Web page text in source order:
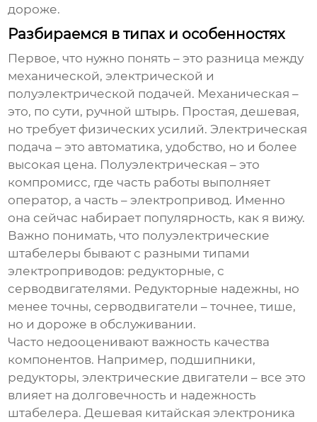
дороже.
Разбираемся в типах и особенностях
Первое, что нужно понять – это разница между
механической, электрической и
полуэлектрической подачей. Механическая –
это, по сути, ручной штырь. Простая, дешевая,
но требует физических усилий. Электрическая
подача – это автоматика, удобство, но и более
высокая цена. Полуэлектрическая – это
компромисс, где часть работы выполняет
оператор, а часть – электропривод. Именно
она сейчас набирает популярность, как я вижу.
Важно понимать, что полуэлектрические
штабелеры бывают с разными типами
электроприводов: редукторные, с
серводвигателями. Редукторные надежны, но
менее точны, серводвигатели – точнее, тише,
но и дороже в обслуживании.
Часто недооценивают важность качества
компонентов. Например, подшипники,
редукторы, электрические двигатели – все это
влияет на долговечность и надежность
штабелера. Дешевая китайская электроника